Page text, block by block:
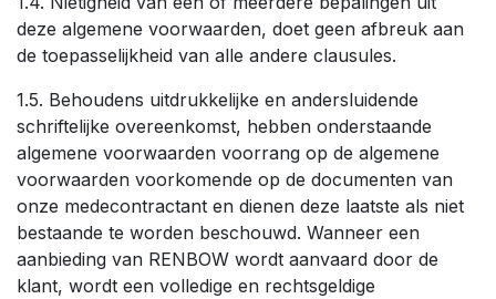
deze algemene voorwaarden, doet geen afbreuk aan
de toepasselijkheid van alle andere clausules.
1.5. Behoudens uitdrukkelijke en andersluidende
schriftelijke overeenkomst, hebben onderstaande
algemene voorwaarden voorrang op de algemene
voorwaarden voorkomende op de documenten van
onze medecontractant en dienen deze laatste als niet
bestaande te worden beschouwd. Wanneer een
aanbieding van RENBOW wordt aanvaard door de
klant, wordt een volledige en rechtsgeldige